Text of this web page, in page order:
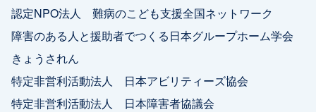
認定NPO法人 難病のこども支援全国ネットワーク
障害のある人と援助者でつくる日本グループホーム学会
きょうされん
特定非営利活動法人 日本アビリティーズ協会
特定非営利活動法人 日本障害者協議会